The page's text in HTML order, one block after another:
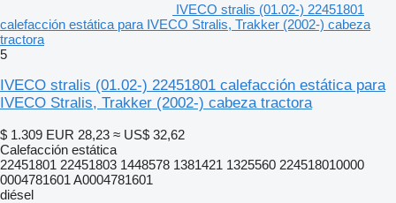
IVECO stralis (01.02-) 22451801
calefacción estática para IVECO Stralis, Trakker (2002-) cabeza
tractora
5
IVECO stralis (01.02-) 22451801 calefacción estática para
IVECO Stralis, Trakker (2002-) cabeza tractora
$ 1.309 EUR 28,23 ≈ US$ 32,62
Calefacción estática
22451801 22451803 1448578 1381421 1325560 224518010000
0004781601 A0004781601
diésel